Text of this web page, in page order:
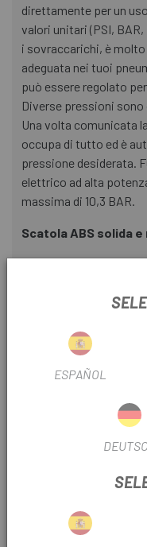
direttamente per un
valori unitari (PSI,
i sovraccarichi, è
adeguata nei tuoi
può essere regolato
Diverse pressioni
Una volta comunicata
occupa di tutto ed è
pressione desiderata.
elettrico ad alta
massima di 10,3 BAR.
Scatola ABS solida
proteggere il
Polivalente e
Il Cycplus A12 è
veicoli, dalle mountain
le bici elettriche, auto,
luce LED integrata, il
Il Cycplus A12 è
ESPAÑOL